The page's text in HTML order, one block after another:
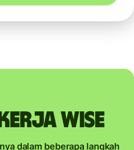
Wise
dalam beberapa langkah